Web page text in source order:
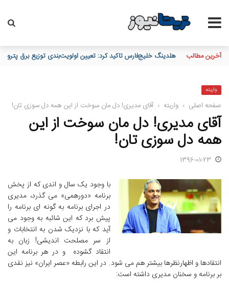
آخرین مطالب هلدینگ خلیج‌فارس تاکید کرد: تعیین اولویت‌بندی توزیع برق
واریته
صفحه اصلی › واریته › آقای مدیری! دل‏ مان سوخت از این همه دل سوزی‏ تان!
آقای مدیری! دل‏ مان سوخت از این
همه دل سوزی‏ تان!
1396-01-23
با وجود یک سال و اندی که از پخش
برنامه «دورهمی» می گذرد، مدیری
در اجرای برنامه به گونه ای برنامه را
پیش برد که این شائبه به وجود می
آید که با نزدیک شدن به انتخابات و
از سر مصلحت اندیشی! زبان به
انتقاد گشوده و در هر برنامه این
انتقادها و اظهارنظرها بیشتر هم می شود. در این رابطه «عصر ایران» نیز نقدی
بر برنامه و سخنان مدیری داشته است: